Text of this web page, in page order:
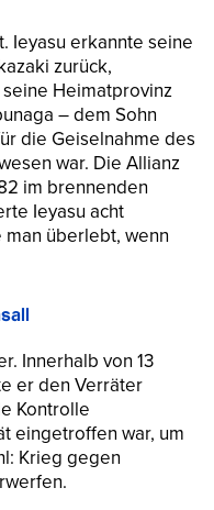
Ieyasu erkannte seine
zurück,
Heimatprovinz
– dem Sohn
die Geiselnahme des
war. Die Allianz
im brennenden
Ieyasu acht
überlebt, wenn
Innerhalb von 13
er den Verräter
Kontrolle
eingetroffen war, um
Krieg gegen